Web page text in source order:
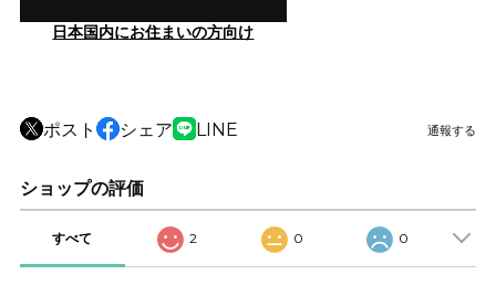
日本国内にお住まいの方向け
ポスト シェア LINE 通報する
ショップの評価
すべて 2 0 0